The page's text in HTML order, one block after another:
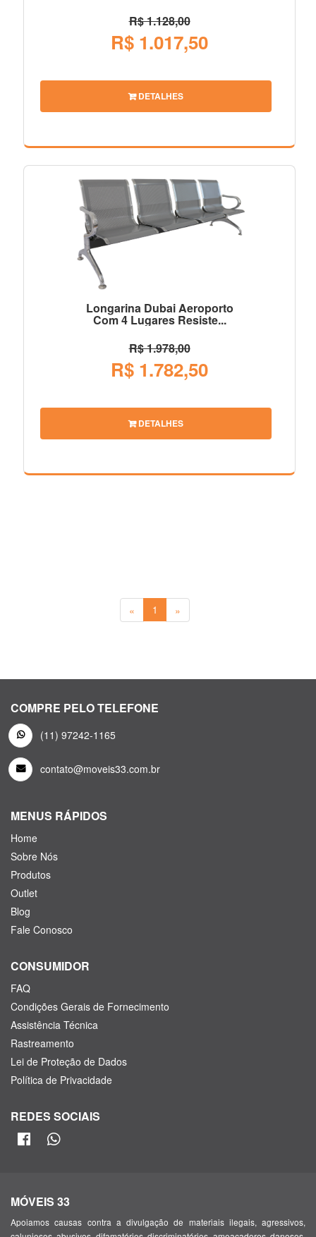
R$ 1.128,00
R$ 1.017,50
DETALHES
Longarina Dubai Aeroporto
Com 4 Lugares Resiste...
R$ 1.978,00
R$ 1.782,50
DETALHES
« 1 »
COMPRE PELO TELEFONE
(11) 97242-1165
contato@moveis33.com.br
MENUS RÁPIDOS
Home
Sobre Nós
Produtos
Outlet
Blog
Fale Conosco
CONSUMIDOR
FAQ
Condições Gerais de Fornecimento
Assistência Técnica
Rastreamento
Lei de Proteção de Dados
Política de Privacidade
REDES SOCIAIS
MÓVEIS 33
Apoiamos causas contra a divulgação de materiais ilegais, agressivos,